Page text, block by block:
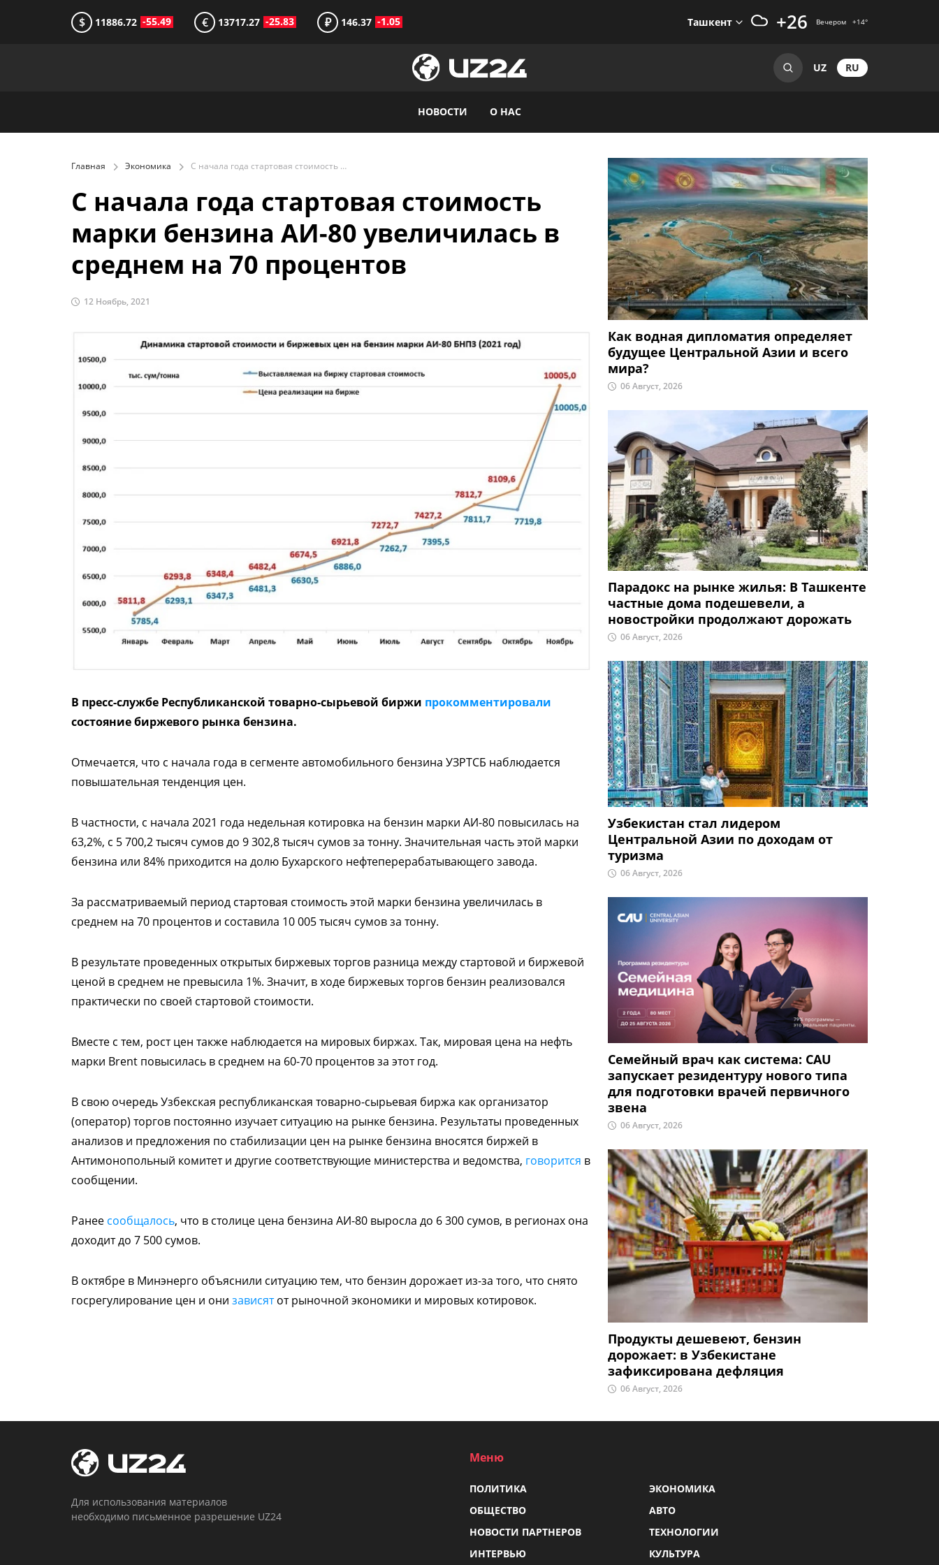
$ 11886.72 -55.49 € 13717.27 -25.83 ₽ 146.37 -1.05 Ташкент +26 Вечером +14°
UZ RU
НОВОСТИ О НАС
Главная Экономика С начала года стартовая стоимость марки бензина АИ-80 увеличилась в среднем на 70 процентов
С начала года стартовая стоимость
марки бензина АИ-80 увеличилась в
среднем на 70 процентов
12 Ноябрь, 2021
В пресс-службе Республиканской товарно-сырьевой биржи прокомментировали
состояние биржевого рынка бензина.
Отмечается, что с начала года в сегменте автомобильного бензина УЗРТСБ наблюдается
повышательная тенденция цен.
В частности, с начала 2021 года недельная котировка на бензин марки АИ-80 повысилась на
63,2%, с 5 700,2 тысяч сумов до 9 302,8 тысяч сумов за тонну. Значительная часть этой марки
бензина или 84% приходится на долю Бухарского нефтеперерабатывающего завода.
За рассматриваемый период стартовая стоимость этой марки бензина увеличилась в
среднем на 70 процентов и составила 10 005 тысяч сумов за тонну.
В результате проведенных открытых биржевых торгов разница между стартовой и биржевой
ценой в среднем не превысила 1%. Значит, в ходе биржевых торгов бензин реализовался
практически по своей стартовой стоимости.
Вместе с тем, рост цен также наблюдается на мировых биржах. Так, мировая цена на нефть
марки Brent повысилась в среднем на 60-70 процентов за этот год.
В свою очередь Узбекская республиканская товарно-сырьевая биржа как организатор
(оператор) торгов постоянно изучает ситуацию на рынке бензина. Результаты проведенных
анализов и предложения по стабилизации цен на рынке бензина вносятся биржей в
Антимонопольный комитет и другие соответствующие министерства и ведомства, говорится в
сообщении.
Ранее сообщалось, что в столице цена бензина АИ-80 выросла до 6 300 сумов, в регионах она
доходит до 7 500 сумов.
В октябре в Минэнерго объяснили ситуацию тем, что бензин дорожает из-за того, что снято
госрегулирование цен и они зависятот рыночной экономики и мировых котировок.
Как водная дипломатия определяет
будущее Центральной Азии и всего
мира?
06 Август, 2026
Парадокс на рынке жилья: В Ташкенте
частные дома подешевели, а
новостройки продолжают дорожать
06 Август, 2026
Узбекистан стал лидером
Центральной Азии по доходам от
туризма
06 Август, 2026
Семейный врач как система: CAU
запускает резидентуру нового типа
для подготовки врачей первичного
звена
06 Август, 2026
Продукты дешевеют, бензин
дорожает: в Узбекистане
зафиксирована дефляция
06 Август, 2026
Для использования материалов
необходимо письменное разрешение UZ24
Меню
ПОЛИТИКА
ЭКОНОМИКА
ОБЩЕСТВО
АВТО
НОВОСТИ ПАРТНЕРОВ
ТЕХНОЛОГИИ
ИНТЕРВЬЮ
КУЛЬТУРА